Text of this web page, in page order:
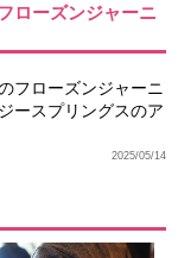
ローズンジャーニ
フローズンジャーニ
ースプリングスのア
2025/05/14